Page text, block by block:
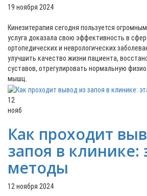
19 ноября 2024
Кинезитерапия сегодня пользуется
услуга доказала свою эффективность в
ортопедических и неврологических
улучшить качество жизни пациента,
суставов, отрегулировать нормальную
мышц.
12
нояб
Как проходит
запоя в клинике:
методы
12 ноября 2024